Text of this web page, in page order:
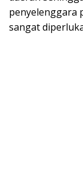
penyelenggara
sangat